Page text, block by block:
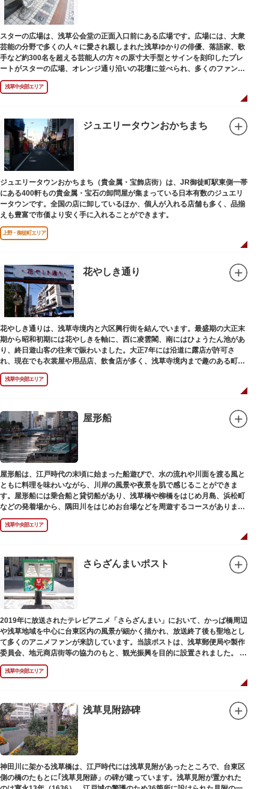
スターの広場は、浅草公会堂の正面入口前にある広場です。広場には、大衆
芸能の分野で多くの人々に愛され親しまれた浅草ゆかりの俳優、落語家、歌
手など約300名を超える芸能人の方々の原寸大手型とサインを刻印したプレ
ートがスターの広場、オレンジ通り沿いの花壇に並べられ、多くのファンに
親しまれています。
浅草中央部エリア
ジュエリータウンおかちまち
ジュエリータウンおかちまち（貴金属・宝飾店街）は、JR御徒町駅東側一帯
にある400軒もの貴金属・宝石の卸問屋が集まっている日本有数のジュエリ
ータウンです。全国の店に卸しているほか、個人が入れる店舗も多く、品揃
えも豊富で市価より安く手に入れることができます。
上野・御徒町エリア
花やしき通り
花やしき通りは、浅草寺境内と六区興行街を結んでいます。最盛期の大正末
期から昭和初期には花やしきを軸に、西に凌雲閣、南にはひょうたん池があ
り、終日遊山客の往来で賑わいました。大正7年には沿道に露店が許可さ
れ、現在でも衣裳屋や用品店、飲食店が多く、浅草寺境内まで趣のある町並
みが続いています。
浅草中央部エリア
屋形船
屋形船は、江戸時代の末頃に始まった船遊びで、水の流れや川面を渡る風と
ともに料理を味わいながら、川岸の風景や夜景を肌で感じることができま
す。屋形船には乗合船と貸切船があり、浅草橋や柳橋をはじめ月島、浜松町
などの発着場から、隅田川をはじめお台場などを周遊するコースがありま
す。
浅草中央部エリア
さらざんまいポスト
2019年に放送されたテレビアニメ「さらざんまい」において、かっぱ橋周辺
や浅草地域を中心に台東区内の風景が細かく描かれ、放送終了後も聖地とし
て多くのアニメファンが来訪しています。当該ポストは、浅草郵便局や製作
委員会、地元商店街等の協力のもと、観光振興を目的に設置されました。
<「さらざんまい」監督の幾原邦彦氏のコメント>
「実在する風景を舞台として制作したキャラクターたちが、このような形で
地域の方々にも受け入れていただけて大変嬉しいです。聖地巡礼のシンボル
設置年月日:令和3年3月10日
浅草中央部エリア
浅草見附跡碑
神田川に架かる浅草橋は、江戸時代には浅草見附があったところで、台東区
側の橋のたもとに｢浅草見附跡」の碑が建っています。浅草見附が置かれた